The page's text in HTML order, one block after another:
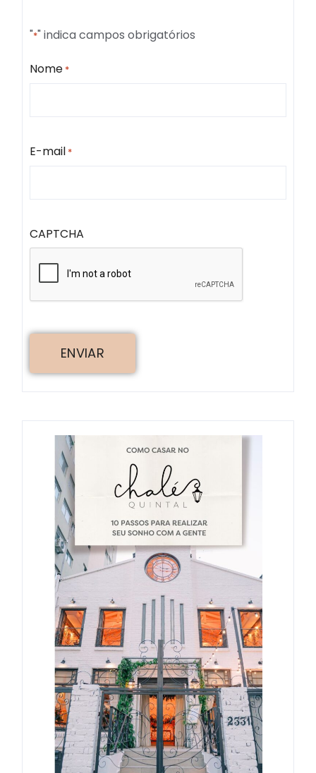
"*" indica campos obrigatórios
Nome *
E-mail *
CAPTCHA